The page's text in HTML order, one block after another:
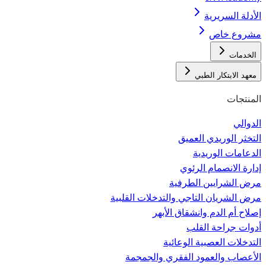
الأدلة السريرية
مشروع خاص
الخدمات
معهد الابتكار الطبي
المنتجات
الدوالي
التخثر الوريدي العميق
الدعامات الوريدية
إدارة الانصمام الرئوي
مرض الشرايين الطرفية
مرض الشريان التاجي والتدخلات القلبية
إصلاح أم الدم وانشقاق الأبهر
أدوات جراحة القلب
التدخلات العصبية الوعائية
الأعصاب والعمود الفقري والجمجمة